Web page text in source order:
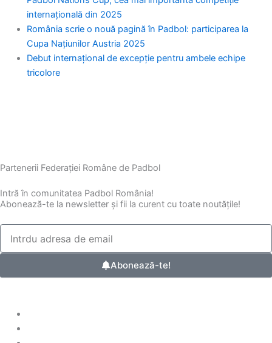
internațională din 2025
România scrie o nouă pagină în Padbol: participarea la
Cupa Națiunilor Austria 2025
Debut internațional de excepție pentru ambele echipe
tricolore
Partenerii Federației Române de Padbol
Intră în comunitatea Padbol România!
Abonează-te la newsletter și fii la curent cu toate noutățile!
Abonează-te!